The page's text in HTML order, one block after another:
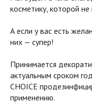
косметику, которой
А если у вас есть
них — супер!
Принимается
актуальным сроком
CHOICE
применению.